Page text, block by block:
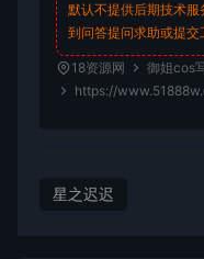
默认不提供后期技术
到问答提问求助或提交
18资源网 御姐cos
https://
星之迟迟